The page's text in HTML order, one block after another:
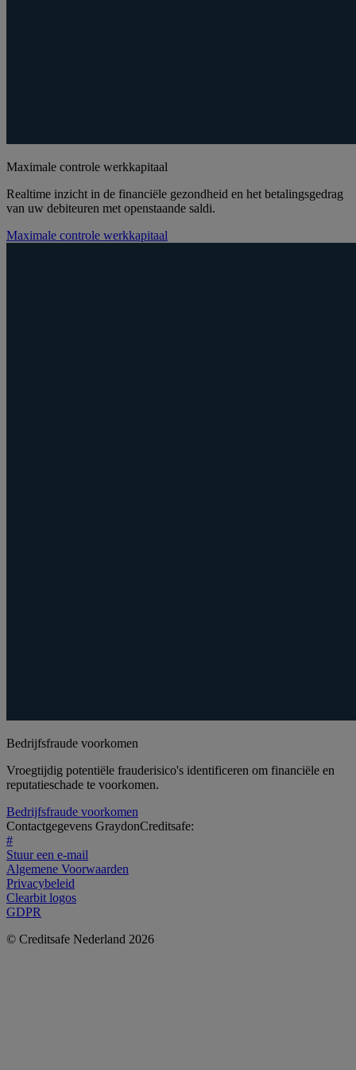
Maximale controle werkkapitaal
Realtime inzicht in de financiële gezondheid en het betalingsgedrag
van uw debiteuren met openstaande saldi.
Maximale controle werkkapitaal
Bedrijfsfraude voorkomen
Vroegtijdig potentiële frauderisico's identificeren om financiële en
reputatieschade te voorkomen.
Bedrijfsfraude voorkomen
Contactgegevens GraydonCreditsafe:
#
Stuur een e-mail
Algemene Voorwaarden
Privacybeleid
Clearbit logos
GDPR
© Creditsafe Nederland 2026